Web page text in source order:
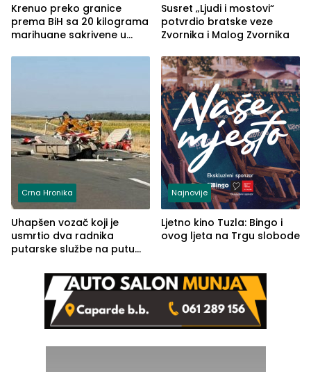
Krenuo preko granice
prema BiH sa 20 kilograma
marihuane sakrivene u
Susret „Ljudi i mostovi“
potvrdio bratske veze
Zvornika i Malog Zvornika
Crna Hronika
Uhapšen vozač koji je
usmrtio dva radnika
putarske službe na putu
(FOTO)
Najnovije
Ljetno kino Tuzla: Bingo i
ovog ljeta na Trgu slobode